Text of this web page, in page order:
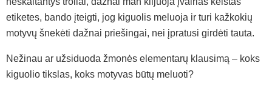
etiketes, bando įteigti, jog kiguolis meluoja ir turi kažkokių
motyvų šnekėti dažnai priešingai, nei įpratusi girdėti tauta.
Nežinau ar užsiduoda žmonės elementarų klausimą – koks
kiguolio tikslas, koks motyvas būtų meluoti?